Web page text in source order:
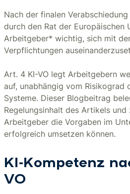
Nach der finalen
durch den Rat der Europäischen
Arbeitgeber* wichtig, sich mit
Verpflichtungen
Art. 4 KI-VO legt Arbeitgebern
auf, unabhängig vom Risikograd
Systeme. Dieser Blogbeitrag
Regelungsinhalt des Artikels
Arbeitgeber die Vorgaben im
erfolgreich umsetzen können.
KI-Kompetenz
VO